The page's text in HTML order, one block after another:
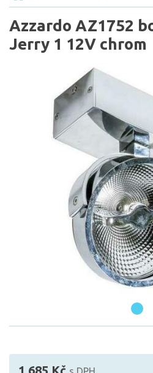
Azzardo AZ1752
Jerry 1 12V chrom